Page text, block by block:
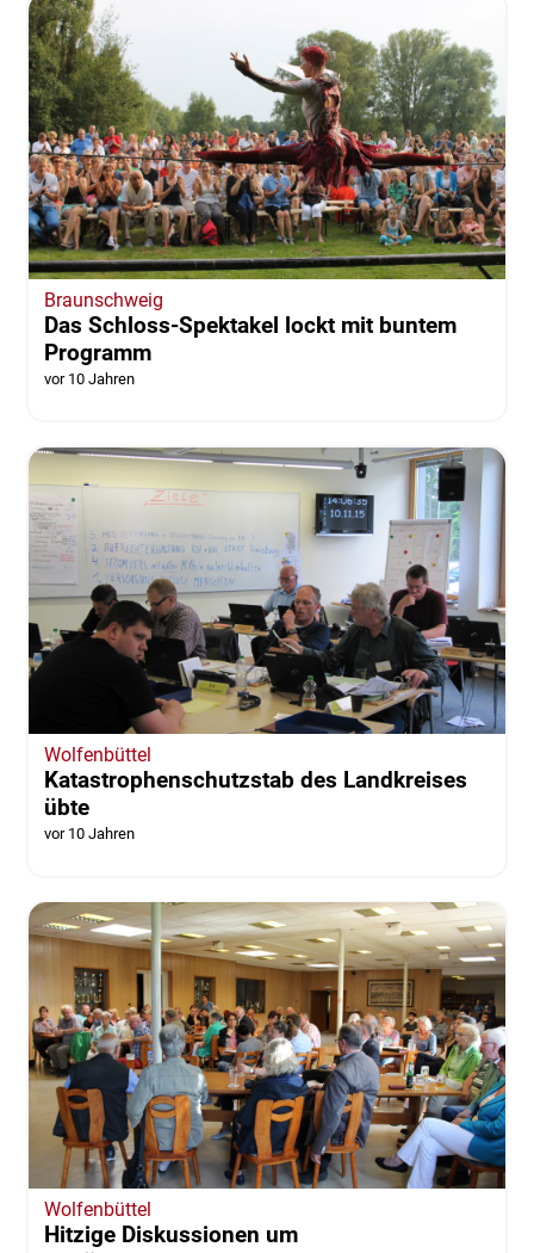
Braunschweig
Das Schloss-Spektakel lockt mit buntem
Programm
vor 10 Jahren
Wolfenbüttel
Katastrophenschutzstab des Landkreises
übte
vor 10 Jahren
Wolfenbüttel
Hitzige Diskussionen um